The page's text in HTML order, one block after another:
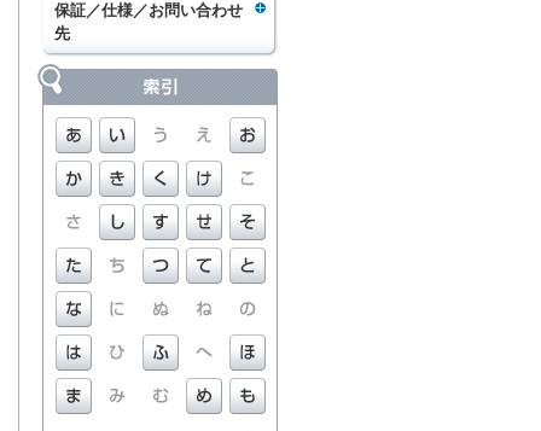
保証／仕様／お問い合わせ
先